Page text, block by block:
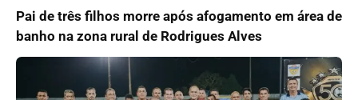
Pai de três filhos morre após afogamento em área de
banho na zona rural de Rodrigues Alves